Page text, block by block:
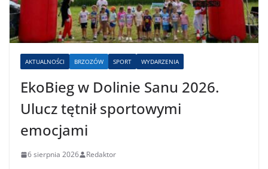
AKTUALNOŚCI BRZOZÓW SPORT WYDARZENIA
EkoBieg w Dolinie Sanu 2026.
Ulucz tętnił sportowymi
emocjami
6 sierpnia 2026 Redaktor